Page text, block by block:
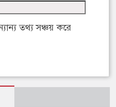
তথ্য সঞ্চয় করে